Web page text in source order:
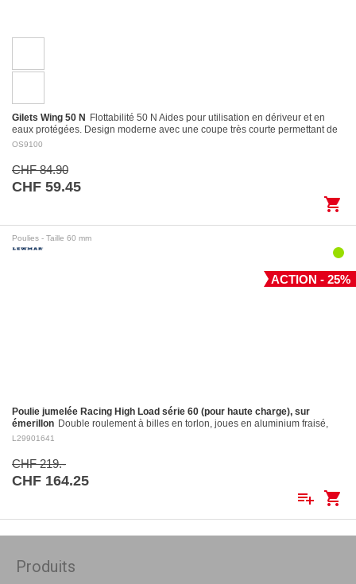
Gilets Wing 50 N Flottabilité 50 N Aides pour utilisation en dériveur et en
eaux protégées. Design moderne avec une coupe très courte permettant de
l’utiliser…
OS9100
CHF 84.90
CHF 59.45
shopping_cart
Poulies - Taille 60 mm
ACTION - 25%
Poulie jumelée Racing High Load série 60 (pour haute charge), sur
émerillon Double roulement à billes en torlon, joues en aluminium fraisé,
réa en aluminium fraisé Ø 60 mm. Réa en aluminium: ø 60 mm Pour
L29901641
CHF 219.-
CHF 164.25
playlist_add shopping_cart
Produits